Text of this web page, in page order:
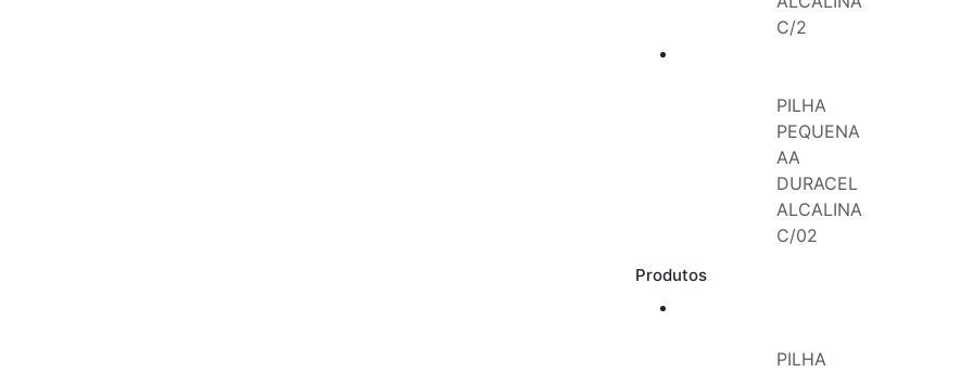
C/2
PILHA
PEQUENA
AA
DURACEL
ALCALINA
C/02
Produtos
PILHA